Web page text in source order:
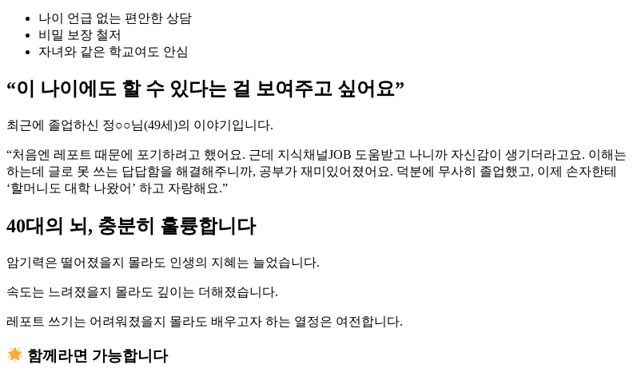
나이 언급 없는 편안한 상담
비밀 보장 철저
자녀와 같은 학교여도 안심
“이 나이에도 할 수 있다는 걸 보여주고 싶어요”
최근에 졸업하신 정○○님(49세)의 이야기입니다.
“처음엔 레포트 때문에 포기하려고 했어요. 근데 지식채널JOB 도움받고 나니까 자신감이 생기더라고요. 이해는
하는데 글로 못 쓰는 답답함을 해결해주니까, 공부가 재미있어졌어요. 덕분에 무사히 졸업했고, 이제 손자한테
‘할머니도 대학 나왔어’ 하고 자랑해요.”
40대의 뇌, 충분히 훌륭합니다
암기력은 떨어졌을지 몰라도 인생의 지혜는 늘었습니다.
속도는 느려졌을지 몰라도 깊이는 더해졌습니다.
레포트 쓰기는 어려워졌을지 몰라도 배우고자 하는 열정은 여전합니다.
함께라면 가능합니다